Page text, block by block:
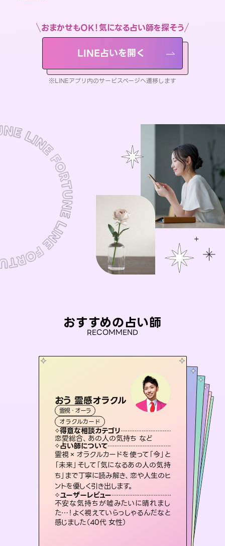
おまかせもOK！気になる占い師を探そう
LINE占いを開く
※LINEアプリ内のサービスページへ遷移します
おすすめの占い師
RECOMMEND
おう 霊感オラクル
霊視・オーラ
オラクルカード
得意な相談カテゴリ
恋愛総合、あの人の気持ち など
占い師について
霊視×オラクルカードを使って「今」と
「未来」そして「気になるあの人の気持
ち」まで丁寧に読み解き、恋や人生のヒ
ントを優しく引き出します。
ユーザーレビュー
不安な気持ちが嘘みたいに晴れまし
た…！よく視えていらっしゃるんだなと
感じました（40代 女性）
未来視師＊花
霊視・オーラ
スピリチュアル・リーディング
得意な相談カテゴリ
出逢い、片想い、復縁 など
占い師について
未来には何パターンもの選択肢があり
ます。不安で視えにくくなっているあな
たの素敵な未来を見つけ、その未来を
選択できるようアドバイスします。
ユーザーレビュー
職場の人の性質や人間関係、本心など
本当によく視えていてびっくり。対策が
打てて前向きになれます（40代）
彗望
霊視・オーラ
スピリチュアル・リーディング
得意な相談カテゴリ
片想い、あの人の気持ち、復縁 など
占い師について
3,700年以上の歴史を持つ東洋最古の
占術「易占」で詳細まで占い、幸せへ向
かう道筋を示します。厳しい結果にも具
体的な対策をお伝えします。
ユーザーレビュー
複雑な背景もしっかり聞いて鑑定して
いただけました。気持ちが楽になりまし
た（50代 女性）
アイリス -iris-
西洋占星術
ルーン
得意な相談カテゴリ
恋愛総合、片想い、二人の未来 など
占い師について
復縁、恋愛、不倫の行方、同性愛や片思い、仕事関係や借金問題まで知りたいことや心の負担になっていることを紐解き、背中をそっと押して導きます。
ユーザーレビュー
安心感のあり、言い切ってくれる所や濁
さない鑑定のおかげで、毎回自分の気
持ちを整えられます（30代 男性）
スピリチュアル・リーディング
得意な相談カテゴリ
片想い、あの人の気持ち、復縁 など
占い師について
恋愛のお悩みの中でも特に「曖昧な関
係」の相談を得意としており、友達以上
恋人未満なお相手との今後や本音を丁
寧に読み解き恋愛成就へと導きます。
ユーザーレビュー
鑑定していただいてアドバイス通りに行
動すると仲が復活してきました。ありが
とうございました（40代 女性）
霊視・オーラ タロット
スピリチュアル・リーディング
得意な相談カテゴリ
片想い、二人の未来、年の差 など
占い師について
連絡再開、復縁、成就などの報告実績
多数。セラピストとして2万超の施術経
験があるからこそできる鑑定で、より良
い未来をサポートします。
ユーザーレビュー
とても心温まる鑑定でした。しかもこち
らは何も言っていないのに視えていらっ
しゃるんだなと驚きです（30代女性）